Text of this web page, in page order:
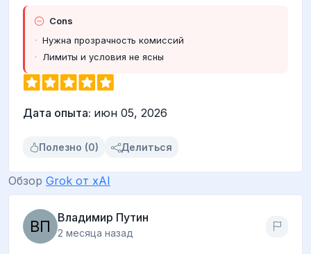
Cons
Нужна прозрачность комиссий
Лимиты и условия не ясны
Дата опыта: июн 05, 2026
Полезно (0) Делиться
Обзор Grok от xAI
Владимир Путин
2 месяца назад